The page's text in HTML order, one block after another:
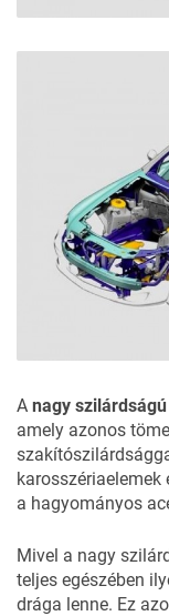
A nagy
amely azonos
a hagyományos
Mivel a nagy
teljes egészében
drága lenne. Ez